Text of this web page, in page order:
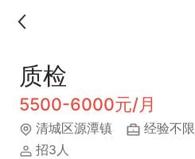
质检
5500-6000元/月
清城区源潭镇 经验不限
招3人